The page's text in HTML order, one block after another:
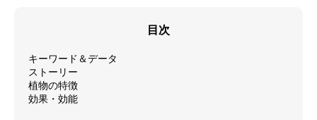
目次
キーワード＆データ
ストーリー
植物の特徴
効果・効能